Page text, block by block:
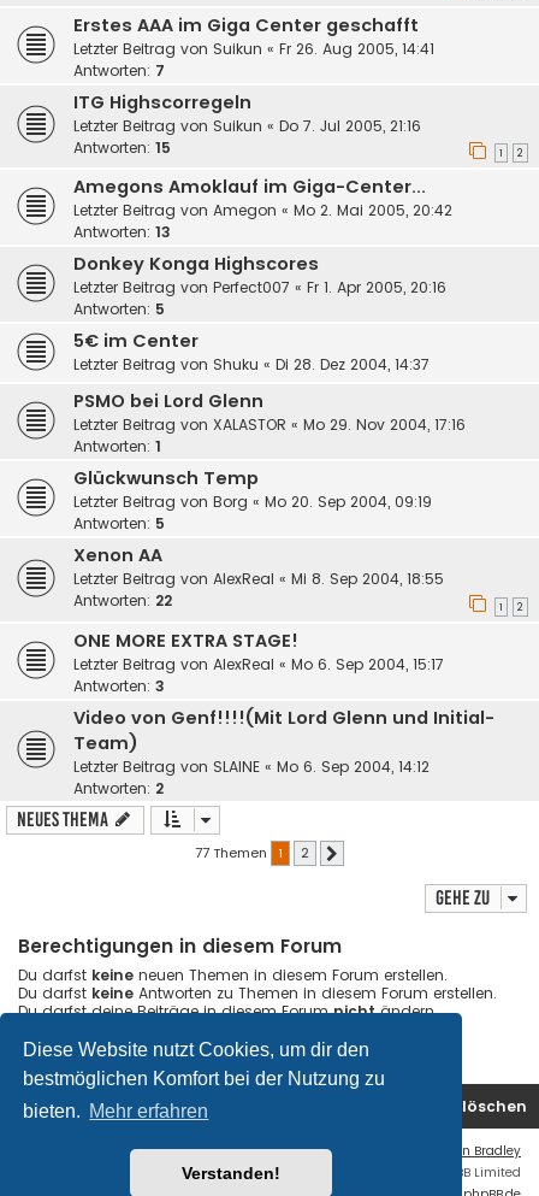
Diese Website nutzt Cookies, um dir den
bestmöglichen Komfort bei der Nutzung zu
bieten. Mehr erfahren
Verstanden!
Erstes AAA im Giga Center geschafft
Letzter Beitrag von Suikun « Fr 26. Aug 2005, 14:41
Antworten: 7
ITG Highscorregeln
Letzter Beitrag von Suikun « Do 7. Jul 2005, 21:16
Antworten: 15 1 2
Amegons Amoklauf im Giga-Center...
Letzter Beitrag von Amegon « Mo 2. Mai 2005, 20:42
Antworten: 13
Donkey Konga Highscores
Letzter Beitrag von Perfect007 « Fr 1. Apr 2005, 20:16
Antworten: 5
5€ im Center
Letzter Beitrag von Shuku « Di 28. Dez 2004, 14:37
PSMO bei Lord Glenn
Letzter Beitrag von XALASTOR « Mo 29. Nov 2004, 17:16
Antworten: 1
Glückwunsch Temp
Letzter Beitrag von Borg « Mo 20. Sep 2004, 09:19
Antworten: 5
Xenon AA
Letzter Beitrag von AlexReal « Mi 8. Sep 2004, 18:55
Antworten: 22 1 2
ONE MORE EXTRA STAGE!
Letzter Beitrag von AlexReal « Mo 6. Sep 2004, 15:17
Antworten: 3
Video von Genf!!!!(Mit Lord Glenn und Initial-
Team)
Letzter Beitrag von SLAINE « Mo 6. Sep 2004, 14:12
Antworten: 2
Neues Thema
77 Themen 1 2
Gehe zu
Berechtigungen in diesem Forum
Du darfst keine neuen Themen in diesem Forum erstellen.
Du darfst keine Antworten zu Themen in diesem Forum erstellen.
Du darfst deine Beiträge in diesem Forumnichtändern.
Du darfstkeineDateianhänge in diesem Forum erstellen.
Foren-Übersicht Alle Cookies löschen
Ian Bradley
Powered byphpBB
® Forum Software © phpBB Limited